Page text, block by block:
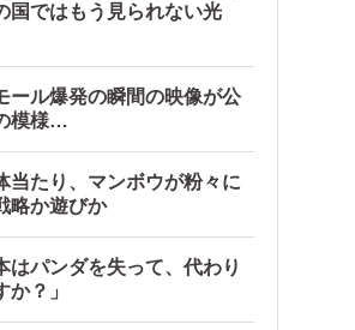
ではもう見られない光
ール爆発の瞬間の映像が公
模様…
当たり、マンボウが粉々に
略か遊びか
はパンダを失って、代わり
？」